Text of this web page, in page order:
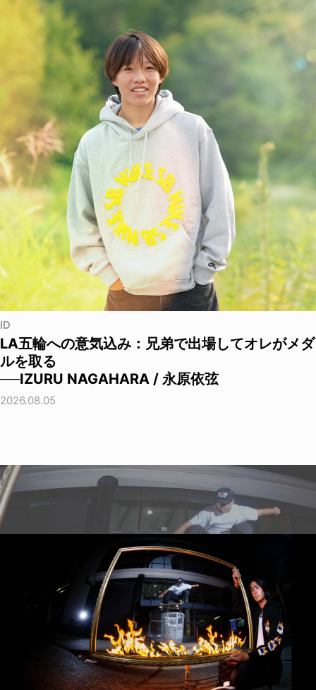
ID
LA五輪への意気込み：兄弟で出場してオレがメダ
ルを取る
──IZURU NAGAHARA / 永原依弦
2026.08.05